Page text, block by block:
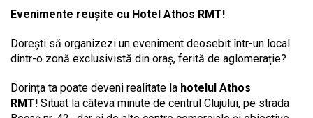
Evenimente reușite cu Hotel Athos RMT!
Dorești să organizezi un eveniment deosebit într-un local
dintr-o zonă exclusivistă din oraș, ferită de aglomerație?
Dorința ta poate deveni realitate la hotelul Athos
RMT! Situat la câteva minute de centrul Clujului, pe strada